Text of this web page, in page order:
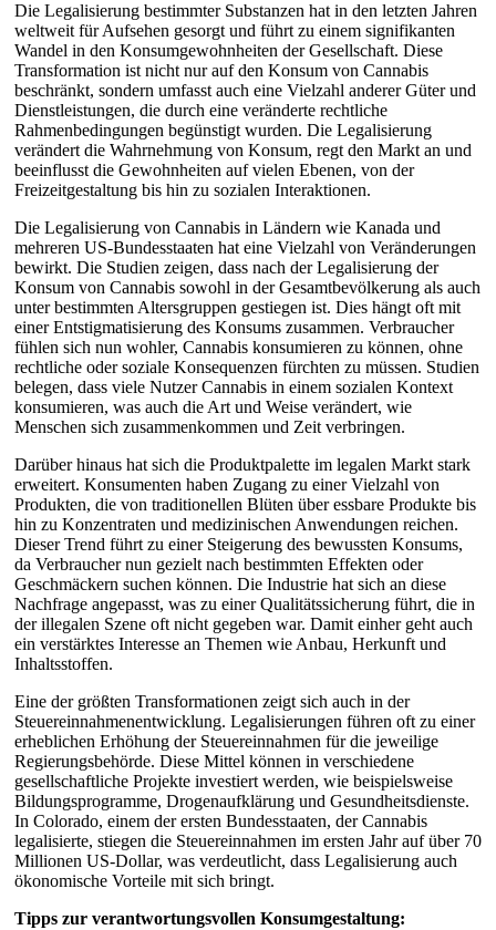
Die Legalisierung bestimmter Substanzen hat in den letzten Jahren
weltweit für Aufsehen gesorgt und führt zu einem signifikanten
Wandel in den Konsumgewohnheiten der Gesellschaft. Diese
Transformation ist nicht nur auf den Konsum von Cannabis
beschränkt, sondern umfasst auch eine Vielzahl anderer Güter und
Dienstleistungen, die durch eine veränderte rechtliche
Rahmenbedingungen begünstigt wurden. Die Legalisierung
verändert die Wahrnehmung von Konsum, regt den Markt an und
beeinflusst die Gewohnheiten auf vielen Ebenen, von der
Freizeitgestaltung bis hin zu sozialen Interaktionen.
Die Legalisierung von Cannabis in Ländern wie Kanada und
mehreren US-Bundesstaaten hat eine Vielzahl von Veränderungen
bewirkt. Die Studien zeigen, dass nach der Legalisierung der
Konsum von Cannabis sowohl in der Gesamtbevölkerung als auch
unter bestimmten Altersgruppen gestiegen ist. Dies hängt oft mit
einer Entstigmatisierung des Konsums zusammen. Verbraucher
fühlen sich nun wohler, Cannabis konsumieren zu können, ohne
rechtliche oder soziale Konsequenzen fürchten zu müssen. Studien
belegen, dass viele Nutzer Cannabis in einem sozialen Kontext
konsumieren, was auch die Art und Weise verändert, wie
Menschen sich zusammenkommen und Zeit verbringen.
Darüber hinaus hat sich die Produktpalette im legalen Markt stark
erweitert. Konsumenten haben Zugang zu einer Vielzahl von
Produkten, die von traditionellen Blüten über essbare Produkte bis
hin zu Konzentraten und medizinischen Anwendungen reichen.
Dieser Trend führt zu einer Steigerung des bewussten Konsums,
da Verbraucher nun gezielt nach bestimmten Effekten oder
Geschmäckern suchen können. Die Industrie hat sich an diese
Nachfrage angepasst, was zu einer Qualitätssicherung führt, die in
der illegalen Szene oft nicht gegeben war. Damit einher geht auch
ein verstärktes Interesse an Themen wie Anbau, Herkunft und
Inhaltsstoffen.
Eine der größten Transformationen zeigt sich auch in der
Steuereinnahmenentwicklung. Legalisierungen führen oft zu einer
erheblichen Erhöhung der Steuereinnahmen für die jeweilige
Regierungsbehörde. Diese Mittel können in verschiedene
gesellschaftliche Projekte investiert werden, wie beispielsweise
Bildungsprogramme, Drogenaufklärung und Gesundheitsdienste.
In Colorado, einem der ersten Bundesstaaten, der Cannabis
legalisierte, stiegen die Steuereinnahmen im ersten Jahr auf über 70
Millionen US-Dollar, was verdeutlicht, dass Legalisierung auch
ökonomische Vorteile mit sich bringt.
Tipps zur verantwortungsvollen Konsumgestaltung: